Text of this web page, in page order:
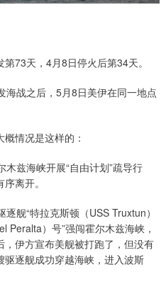
73天，4月8日停火后第34天。
海战之后，5月8日美伊在同一地点
情况是这样的：
兹海峡开展“自由计划”疏导行
离开。
舰“特拉克斯顿（USS Truxtun）
Peralta）号”强闯霍尔木兹海峡，
伊方宣布美舰被打跑了，但没有
逐舰成功穿越海峡，进入波斯